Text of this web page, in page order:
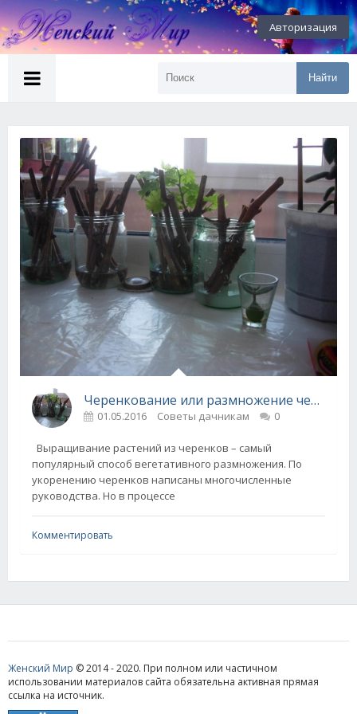
Авторизация
Найти
Черенкование или размножение черенками. Укоренение черенков.
01.05.2016 Советы дачникам 0
Выращивание растений из черенков – самый
популярный способ вегетативного размножения. По
укоренению черенков написаны многочисленные
руководства. Но в процессе
Комментировать
Женский Мир © 2014 - 2020. При полном или частичном
использовании материалов сайта обязательна активная прямая
ссылка на источник.